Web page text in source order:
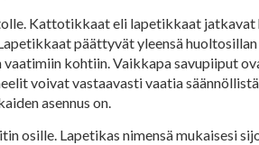
Kattotikkaat eli lapetikkaat
päättyvät yleensä
kohtiin. Vaikkapa savupiiput
voivat vastaavasti vaatia
asennus on.
Lapetikas nimensä mukaisesi